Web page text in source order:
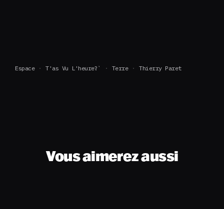
Espace T'as Vu L'heure?` Terre Thierry Paret
Vous aimerez aussi